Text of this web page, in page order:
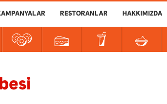
RESTORANLAR HAKKIMIZDA